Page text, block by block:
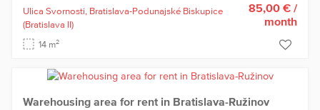
Ulica Svornosti, Bratislava-Podunajské Biskupice
(Bratislava II)
14 m2
85,00 € /
month
Warehousing area for rent in Bratislava-Ružinov